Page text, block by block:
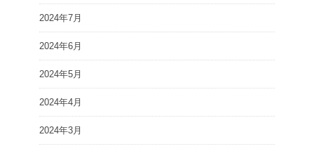
2024年7月
2024年6月
2024年5月
2024年4月
2024年3月